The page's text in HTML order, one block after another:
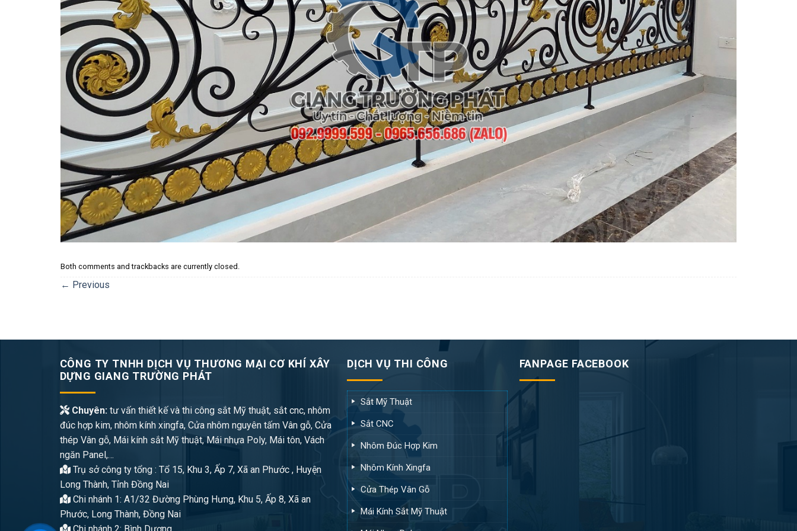
Both comments and trackbacks are currently closed.
← Previous
CÔNG TY TNHH DỊCH VỤ THƯƠNG MẠI CƠ KHÍ XÂY
DỰNG GIANG TRƯỜNG PHÁT
Chuyên:tư vấn thiết kế và thi công sắt Mỹ thuật, sắt cnc, nhôm
đúc hợp kim, nhôm kính xingfa, Cửa nhôm nguyên tấm Vân gỗ, Cửa
thép Vân gỗ, Mái kính sắt Mỹ thuật, Mái nhựa Poly, Mái tôn, Vách
ngăn Panel,…
Trụ sở công ty tổng : Tổ 15, Khu 3, Ấp 7, Xã an Phước , Huyện
Long Thành, Tỉnh Đồng Nai
Chi nhánh 1: A1/32 Đường Phùng Hưng, Khu 5, Ấp 8, Xã an
Phước, Long Thành, Đồng Nai
DỊCH VỤ THI CÔNG
Sắt Mỹ Thuật
Sắt CNC
Nhôm Đúc Hợp Kim
Nhôm Kính Xingfa
Cửa Thép Vân Gỗ
Mái Kính Sắt Mỹ Thuật
FANPAGE FACEBOOK